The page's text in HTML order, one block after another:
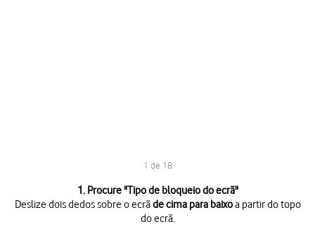
1 de 18
1. Procure "Tipo de bloqueio do ecrã"
Deslize dois dedos sobre o ecrãde cima para baixoa partir do topo
do ecrã.